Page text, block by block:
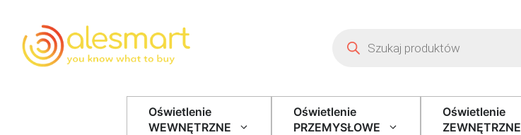
Oświetlenie
WEWNĘTRZNE
Oświetlenie
PRZEMYSŁOWE
Oświetlenie
ZEWNĘTRZNE